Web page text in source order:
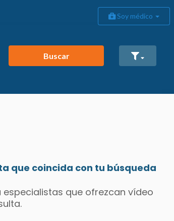
Soy médico
Buscar
que coincida con tu búsqueda
que ofrezcan vídeo